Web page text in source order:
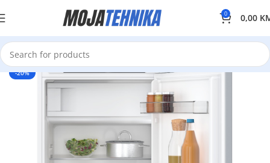
0 0,00
-20%